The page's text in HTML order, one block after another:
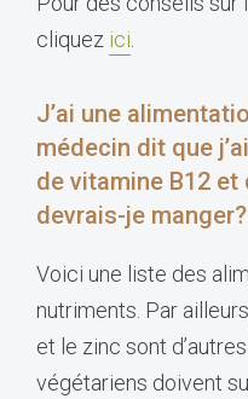
cliquez ici
J’ai une
médecin dit que
de vitamine B12 et
devrais-je manger?
Voici une liste des
nutriments. Par
et le zinc sont
végétariens doivent